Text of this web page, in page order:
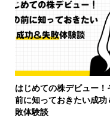
はじめての株デビュー！
前に知っておきたい成功
敗体験談